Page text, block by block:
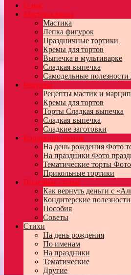
О нас
Мастер-классы
Мастика
Лепка фигурок
Праздничные тортики
Кремы для тортов
Выпечка в мультиварке
Сладкая выпечка
Самодельные полезности
Рецепты
Рецепты мастик и
Кремы для тортов
Торты Сладкая выпечка
Сладкая выпечка
Сладкие заготовки
Коллекция тортов
На день рождения Фото
На праздники Фото
Тематические торты
Прикольные тортики
Полезные статьи
Как вернуть деньги с
Кондитерские
Пособия
Советы
Стихи
На день рождения
По именам
На праздники
Тематические
Другие